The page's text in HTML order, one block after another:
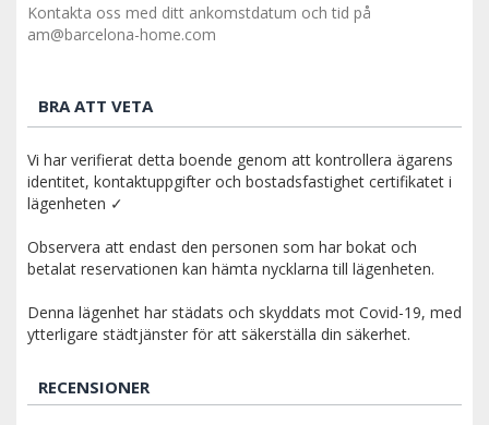
Kontakta oss med ditt ankomstdatum och tid på
am@barcelona-home.com
BRA ATT VETA
Vi har verifierat detta boende genom att kontrollera ägarens
identitet, kontaktuppgifter och bostadsfastighet certifikatet i
lägenheten ✓
Observera att endast den personen som har bokat och
betalat reservationen kan hämta nycklarna till lägenheten.
Denna lägenhet har städats och skyddats mot Covid-19, med
ytterligare städtjänster för att säkerställa din säkerhet.
RECENSIONER